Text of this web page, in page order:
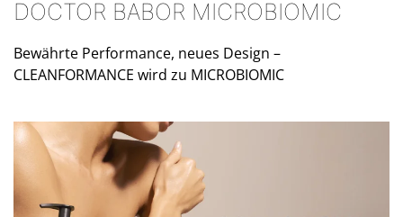
DOCTOR BABOR MICROBIOMIC
Bewährte Performance, neues Design –
CLEANFORMANCE wird zu MICROBIOMIC